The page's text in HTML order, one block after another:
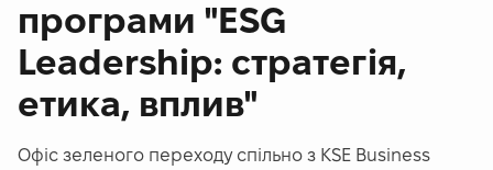
програми "ESG
Leadership: стратегія,
етика, вплив"
Офіс зеленого переходу спільно з KSE Business